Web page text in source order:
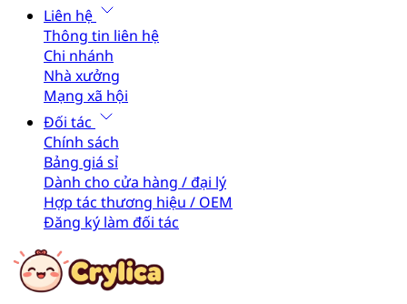
Liên hệ
Thông tin liên hệ
Chi nhánh
Nhà xưởng
Mạng xã hội
Đối tác
Chính sách
Bảng giá sỉ
Dành cho cửa hàng / đại lý
Hợp tác thương hiệu / OEM
Đăng ký làm đối tác